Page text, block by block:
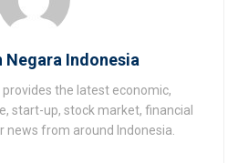
Negara Indonesia
provides the latest economic,
start-up, stock market, financial
news from around Indonesia.